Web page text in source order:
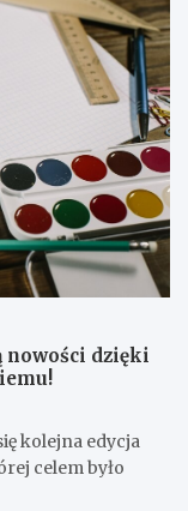
nowości dzięki
kolejna edycja
celem było